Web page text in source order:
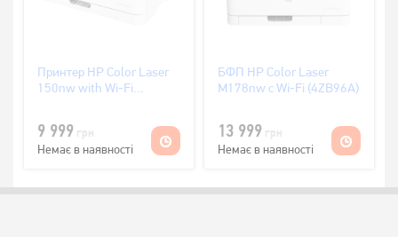
Принтер HP Color Laser
150nw with Wi-Fi
9 999
Немає в наявності
БФП HP Color Laser
M178nw с Wi-Fi (4ZB96A)
13 999
Немає в наявності